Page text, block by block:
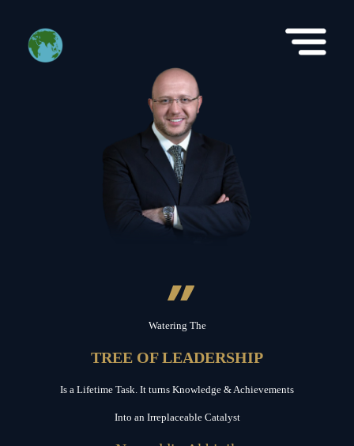
”
Watering The
TREE OF LEADERSHIP
Is a Lifetime Task. It turns Knowledge & Achievements
Into an Irreplaceable Catalyst